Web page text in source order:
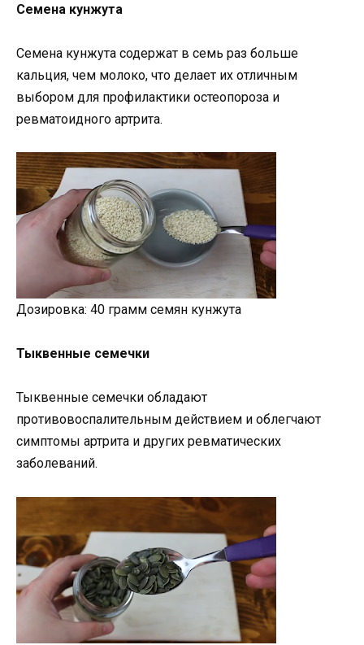
Семена кунжута
Семена кунжута содержат в семь раз больше
кальция, чем молоко, что делает их отличным
выбором для профилактики остеопороза и
ревматоидного артрита.
Дозировка: 40 грамм семян кунжута
Тыквенные семечки
Тыквенные семечки обладают
противовоспалительным действием и облегчают
симптомы артрита и других ревматических
заболеваний.